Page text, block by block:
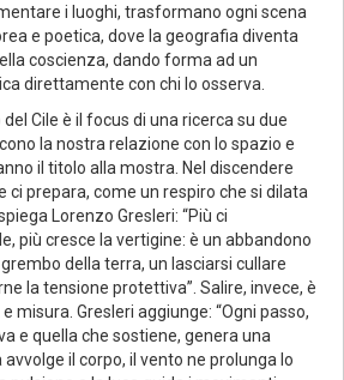
i luoghi, trasformano ogni scena
e poetica, dove la geografia diventa
coscienza, dando forma ad un
direttamente con chi lo osserva.
del Cile è il focus di una ricerca su due
la nostra relazione con lo spazio e
il titolo alla mostra. Nel discendere
ci prepara, come un respiro che si dilata
Lorenzo Gresleri: “Più ci
più cresce la vertigine: è un abbandono
della terra, un lasciarsi cullare
la tensione protettiva”. Salire, invece, è
misura. Gresleri aggiunge: “Ogni passo,
e quella che sostiene, genera una
avvolge il corpo, il vento ne prolunga lo